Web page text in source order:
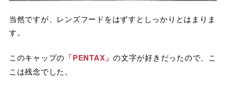
当然ですが、レンズフードをはずすとしっかりとはまりま
す。
このキャップの 「PENTAX」の文字が好きだったので、こ
こは残念でした。